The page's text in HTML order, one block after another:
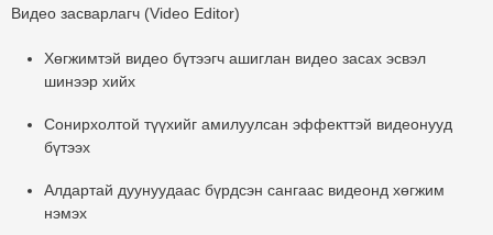
Видео засварлагч (Video Editor)
Хөгжимтэй видео бүтээгч ашиглан видео засах эсвэл
шинээр хийх
Сонирхолтой түүхийг амилуулсан эффекттэй видеонууд
бүтээх
Алдартай дуунуудаас бүрдсэн сангаас видеонд хөгжим
нэмэх